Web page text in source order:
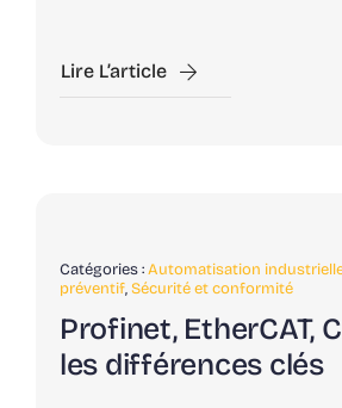
Lire L’article
Catégories :Automatisation
préventif,Sécurité et conformité
Profinet, EtherCAT,
les différences clés